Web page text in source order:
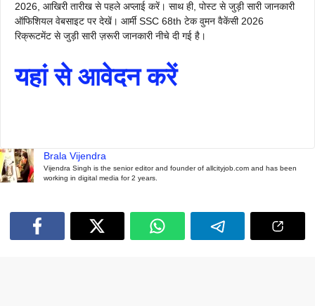
2026, आखिरी तारीख से पहले अप्लाई करें। साथ ही, पोस्ट से जुड़ी सारी जानकारी
ऑफिशियल वेबसाइट पर देखें। आर्मी SSC 68th टेक वुमन वैकेंसी 2026
रिक्रूटमेंट से जुड़ी सारी ज़रूरी जानकारी नीचे दी गई है।
यहां से आवेदन करें
Brala Vijendra
Vijendra Singh is the senior editor and founder of allcityjob.com and has been
working in digital media for 2 years.